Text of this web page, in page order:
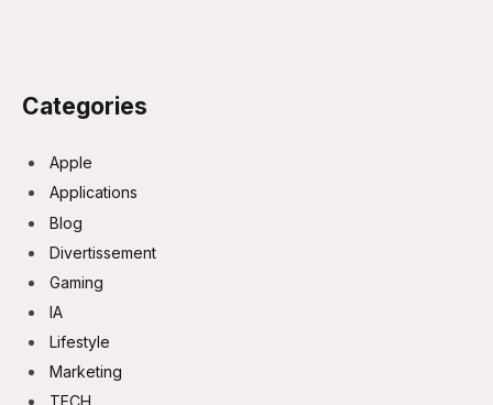
Categories
Apple
Applications
Blog
Divertissement
Gaming
IA
Lifestyle
Marketing